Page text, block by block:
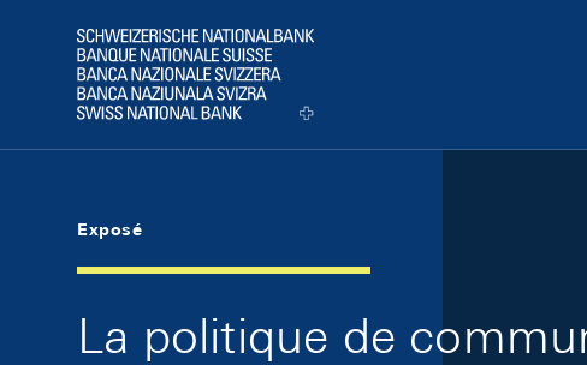
Logo
Exposé
La politique de